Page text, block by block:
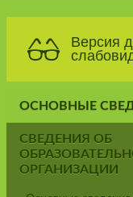
Версия
ОСНОВНЫЕ
СВЕДЕНИЯ ОБ
ОРГАНИЗАЦИИ